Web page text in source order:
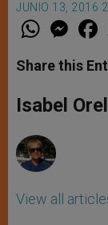
JUNIO 13, 2016
W
t
s
p
p
M
e
s
e
g
e
a
e
b
o
k
Share this
Isabel
View all